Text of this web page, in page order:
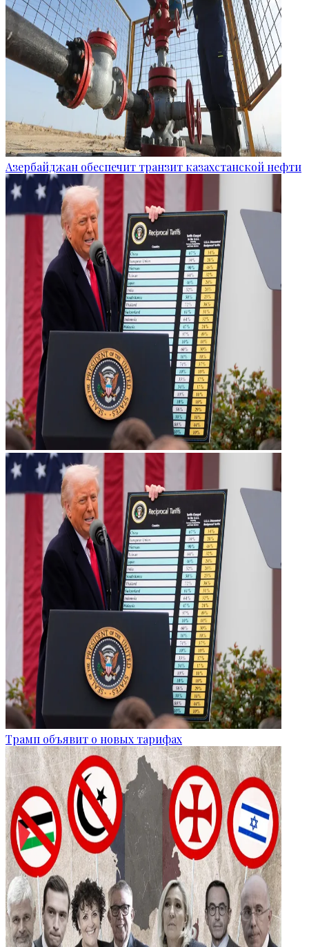
Азербайджан обеспечит транзит казахстанской нефти
Трамп объявит о новых тарифах